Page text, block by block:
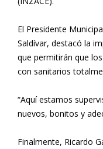
El Presidente
Saldívar, destacó la
que permitirán que
con sanitarios
“Aquí estamos
nuevos, bonitos y
Finalmente, Ricardo